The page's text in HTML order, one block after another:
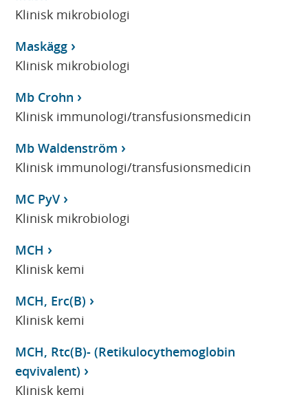
Klinisk mikrobiologi
Maskägg
Klinisk mikrobiologi
Mb Crohn
Klinisk immunologi/transfusionsmedicin
Mb Waldenström
Klinisk immunologi/transfusionsmedicin
MC PyV
Klinisk mikrobiologi
MCH
Klinisk kemi
MCH, Erc(B)
Klinisk kemi
MCH, Rtc(B)- (Retikulocythemoglobin
eqvivalent)
Klinisk kemi